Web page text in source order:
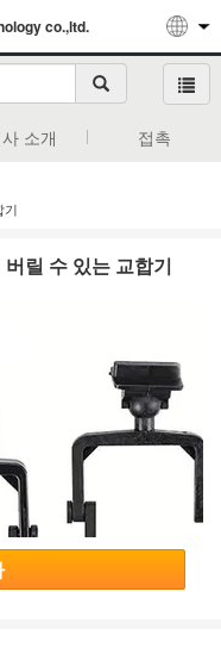
co.,ltd.
소개 접촉
기
릴 수 있는 교합기